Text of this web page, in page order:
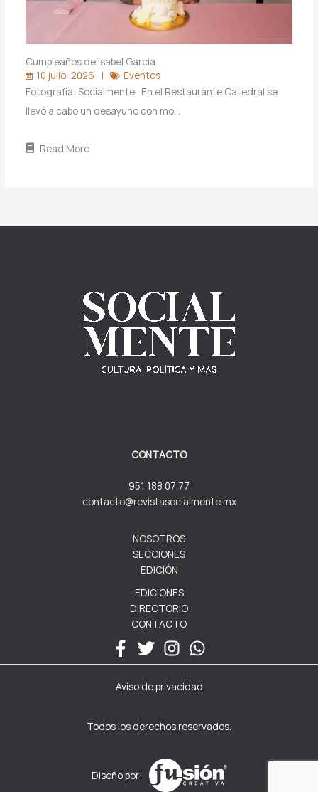
Cumpleaños de Isabel García
10 julio, 2026
Eventos
Fotografía: Socialmente En el Restaurante Catedral se
llevó a cabo un desayuno con mo…
Read More
CONTACTO
951 188 07 77
contacto@revistasocialmente.mx
NOSOTROS
SECCIONES
EDICIÓN
EDICIONES
DIRECTORIO
CONTACTO
Aviso de privacidad
Todos los derechos reservados.
Diseño por: